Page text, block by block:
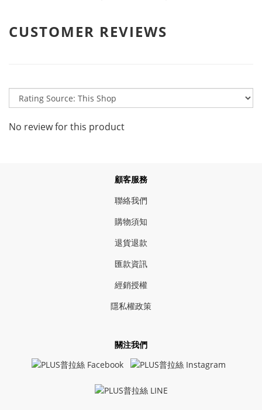
CUSTOMER REVIEWS
No review for this product
顧客服務
聯絡我們
購物須知
退貨退款
匯款資訊
經銷授權
隱私權政策
關注我們